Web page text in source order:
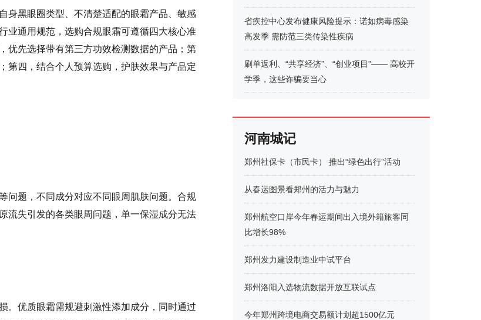
身黑眼圈类型、不清楚适配的眼霜产品、敏感
业通用规范，选购合规眼霜可遵循四大核心准
优先选择带有第三方功效检测数据的产品；第
第四，结合个人预算选购，护肤效果与产品定
问题，不同成分对应不同眼周肌肤问题。合规
流失引发的各类眼周问题，单一保湿成分无法
。优质眼霜需规避刺激性添加成分，同时通过
省疾控中心发布健康风险提示：诺如病毒感染
高发季 需防范三类传染性疾病
刷单返利、“共享经济”、“创业项目”—— 高校开
学季，这些诈骗要当心
河南城记
郑州社保卡（市民卡） 推出“绿色出行”活动
从春运图景看郑州的活力与魅力
郑州航空口岸今年春运期间出入境外籍旅客同
比增长98%
郑州发力建设制造业中试平台
郑州洛阳入选物流数据开放互联试点
今年郑州跨境电商交易额计划超1500亿元